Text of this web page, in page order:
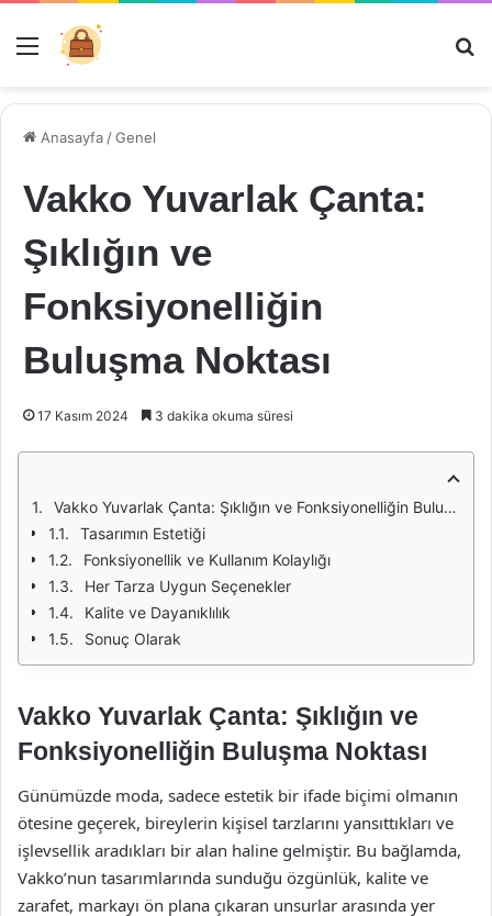
Menü
Anasayfa /Genel
Vakko Yuvarlak Çanta:
Şıklığın ve
Fonksiyonelliğin
Buluşma Noktası
17 Kasım 2024 3 dakika okuma süresi
Vakko Yuvarlak Çanta: Şıklığın ve Fonksiyonelliğin Buluşma Noktası
Tasarımın Estetiği
Fonksiyonellik ve Kullanım Kolaylığı
Her Tarza Uygun Seçenekler
Kalite ve Dayanıklılık
Sonuç Olarak
Vakko Yuvarlak Çanta: Şıklığın ve
Fonksiyonelliğin Buluşma Noktası
Günümüzde moda, sadece estetik bir ifade biçimi olmanın
ötesine geçerek, bireylerin kişisel tarzlarını yansıttıkları ve
işlevsellik aradıkları bir alan haline gelmiştir. Bu bağlamda,
Vakko’nun tasarımlarında sunduğu özgünlük, kalite ve
zarafet, markayı ön plana çıkaran unsurlar arasında yer